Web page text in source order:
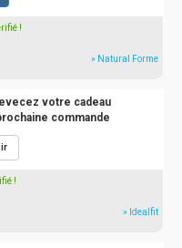
!
» Natural Forme
votre cadeau
commande
!
» Idealfit